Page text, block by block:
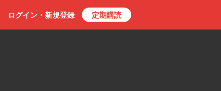
ログイン・ 新規登録 定期購読